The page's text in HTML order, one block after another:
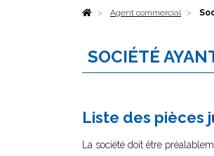
AccueilAgent commercial
SOCIÉTÉ
Liste des pièces
La société doit être